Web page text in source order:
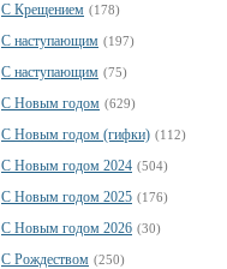
С Крещением (178)
С наступающим (197)
С наступающим (75)
С Новым годом (629)
С Новым годом (гифки) (112)
С Новым годом 2024 (504)
С Новым годом 2025 (176)
С Новым годом 2026 (30)
С Рождеством (250)